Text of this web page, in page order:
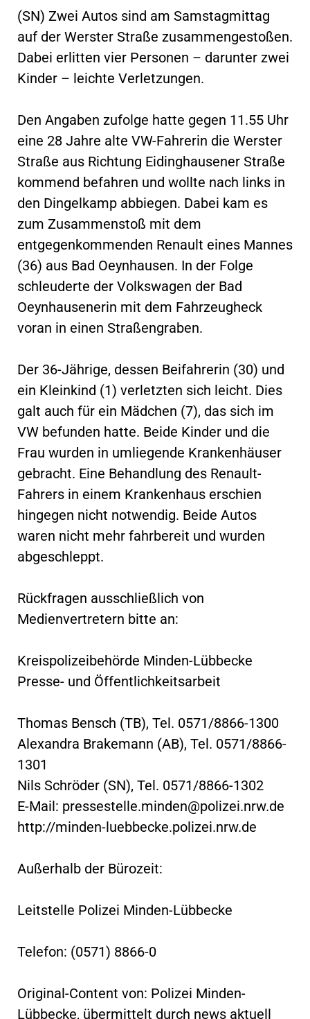
(SN) Zwei Autos sind am Samstagmittag
auf der Werster Straße zusammengestoßen.
Dabei erlitten vier Personen – darunter zwei
Kinder – leichte Verletzungen.
Den Angaben zufolge hatte gegen 11.55 Uhr
eine 28 Jahre alte VW-Fahrerin die Werster
Straße aus Richtung Eidinghausener Straße
kommend befahren und wollte nach links in
den Dingelkamp abbiegen. Dabei kam es
zum Zusammenstoß mit dem
entgegenkommenden Renault eines Mannes
(36) aus Bad Oeynhausen. In der Folge
schleuderte der Volkswagen der Bad
Oeynhausenerin mit dem Fahrzeugheck
voran in einen Straßengraben.
Der 36-Jährige, dessen Beifahrerin (30) und
ein Kleinkind (1) verletzten sich leicht. Dies
galt auch für ein Mädchen (7), das sich im
VW befunden hatte. Beide Kinder und die
Frau wurden in umliegende Krankenhäuser
gebracht. Eine Behandlung des Renault-
Fahrers in einem Krankenhaus erschien
hingegen nicht notwendig. Beide Autos
waren nicht mehr fahrbereit und wurden
abgeschleppt.
Rückfragen ausschließlich von
Medienvertretern bitte an:
Kreispolizeibehörde Minden-Lübbecke
Presse- und Öffentlichkeitsarbeit
Thomas Bensch (TB), Tel. 0571/8866-1300
Alexandra Brakemann (AB), Tel. 0571/8866-
1301
Nils Schröder (SN), Tel. 0571/8866-1302
E-Mail: pressestelle.minden@polizei.nrw.de
http://minden-luebbecke.polizei.nrw.de
Außerhalb der Bürozeit:
Leitstelle Polizei Minden-Lübbecke
Telefon: (0571) 8866-0
Original-Content von: Polizei Minden-
Lübbecke, übermittelt durch news aktuell